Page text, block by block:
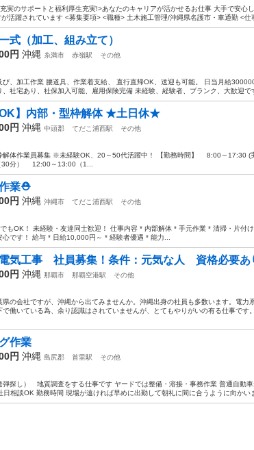
充実のサポートと福利厚生充実!>あなたのキャリアが活かせるお仕事 大手で安心
活躍されています <募集要項> <職種> 土木施工管理/沖縄県名護市・車通勤 <仕
式（加工、組み立て）
円 沖縄 糸満市 赤嶺駅
その他
び、加工作業 腰道具、作業着支給、 直行直帰OK、送迎も可能。 日当月給
、社宅あり、社保加入可能、雇用保険完備 未経験、経験者、ブランク、大歓迎で
OK】内部・型枠解体 ★土日休★
円 沖縄 中頭郡 てだこ浦西駅
その他
解体作業員募集 ※未経験OK、20～50代活躍中！ 【勤務時間】 8:00～17:30
30分） 12:00～13:00（1...
業⛑️
円 沖縄 沖縄市 てだこ浦西駅
その他
もOK！ 未経験・友達同士歓迎！ 仕事内容 * 内部解体 * 手元作業 * 清掃・片付
心です！ 給与 * 日給10,000円～ * 経験者優遇 * 能力...
気工事 社員募集！条件：元気な人 資格必要あ
円 沖縄 那覇市 那覇空港駅
その他
県の会社ですが、沖縄から出てみませんか。沖縄出身の社員も多数います。電力
で働いている為、余り認識はされていませんが、とてもやりがいの有る仕事です
作業
円 沖縄 島尻郡 首里駅
その他
弾探し） 地質調査をする仕事です ヤードでは整備・溶接・事務作業 普通自動
日相談OK 勤務時間 現場が遠ければ早めに出勤して朝礼に間に合うように向かい